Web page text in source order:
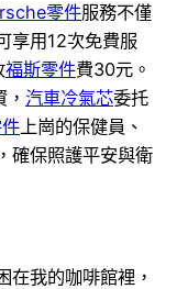
零件服務不僅
享用12次免費服
福斯零件費30元。
汽車冷氣芯委托
上崗的保健員、
確保照護平安與衛
在我的咖啡館裡，